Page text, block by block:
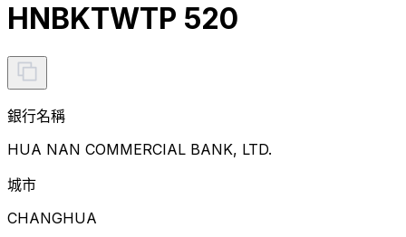
HNBKTWTP 520
銀行名稱
HUA NAN COMMERCIAL BANK, LTD.
城市
CHANGHUA